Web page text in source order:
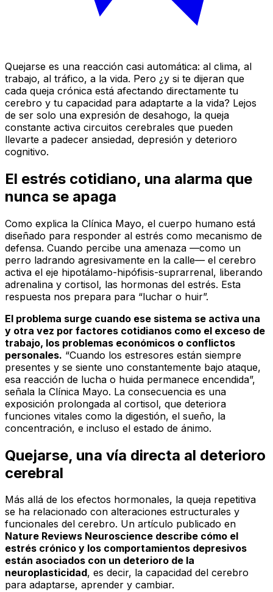
Quejarse es una reacción casi automática: al clima, al
trabajo, al tráfico, a la vida. Pero ¿y si te dijeran que
cada queja crónica está afectando directamente tu
cerebro y tu capacidad para adaptarte a la vida? Lejos
de ser solo una expresión de desahogo, la queja
constante activa circuitos cerebrales que pueden
llevarte a padecer ansiedad, depresión y deterioro
cognitivo.
El estrés cotidiano, una alarma que
nunca se apaga
Como explica la Clínica Mayo, el cuerpo humano está
diseñado para responder al estrés como mecanismo de
defensa. Cuando percibe una amenaza —como un
perro ladrando agresivamente en la calle— el cerebro
activa el eje hipotálamo-hipófisis-suprarrenal, liberando
adrenalina y cortisol, las hormonas del estrés. Esta
respuesta nos prepara para “luchar o huir”.
El problema surge cuando ese sistema se activa una
y otra vez por factores cotidianos como el exceso de
trabajo, los problemas económicos o conflictos
personales. “Cuando los estresores están siempre
presentes y se siente uno constantemente bajo ataque,
esa reacción de lucha o huida permanece encendida”,
señala la Clínica Mayo. La consecuencia es una
exposición prolongada al cortisol, que deteriora
funciones vitales como la digestión, el sueño, la
concentración, e incluso el estado de ánimo.
Quejarse, una vía directa al deterioro
cerebral
Más allá de los efectos hormonales, la queja repetitiva
se ha relacionado con alteraciones estructurales y
funcionales del cerebro. Un artículo publicado en
Nature Reviews Neuroscience describe cómo el
estrés crónico y los comportamientos depresivos
están asociados con un deterioro de la
neuroplasticidad, es decir, la capacidad del cerebro
para adaptarse, aprender y cambiar.